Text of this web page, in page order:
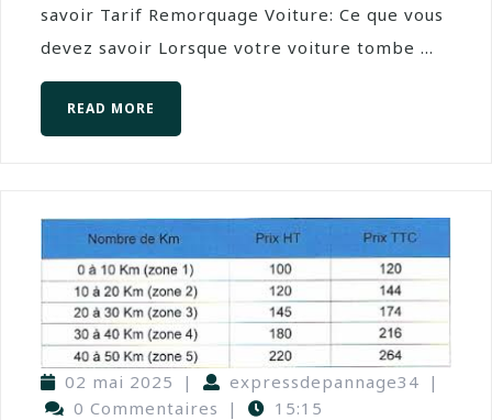
savoir Tarif Remorquage Voiture: Ce que vous
devez savoir Lorsque votre voiture tombe ...
READ MORE
02 mai 2025 | expressdepannage34 |
0 Commentaires
| 15:15